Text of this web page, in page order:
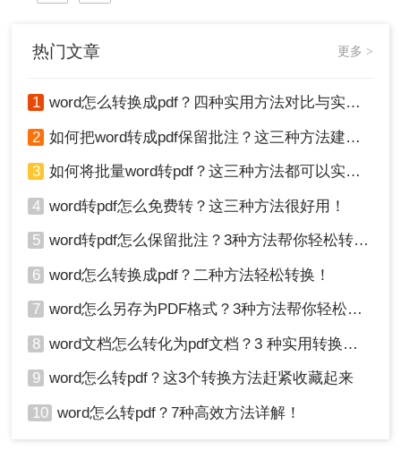
热门文章 更多 >
1 word怎么转换成pdf？四种实用方法对比与实操指南（附详细表格）！
2 如何把word转成pdf保留批注？这三种方法建议收藏！
3 如何将批量word转pdf？这三种方法都可以实现批量转换
4 word转pdf怎么免费转？这三种方法很好用！
5 word转pdf怎么保留批注？3种方法帮你轻松转换！
6 word怎么转换成pdf？二种方法轻松转换！
7 word怎么另存为PDF格式？3种方法帮你轻松转换!
8 word文档怎么转化为pdf文档？3 种实用转换方法，完美保留原文档格式！
9 word怎么转pdf？这3个转换方法赶紧收藏起来
10 word怎么转pdf？7种高效方法详解！